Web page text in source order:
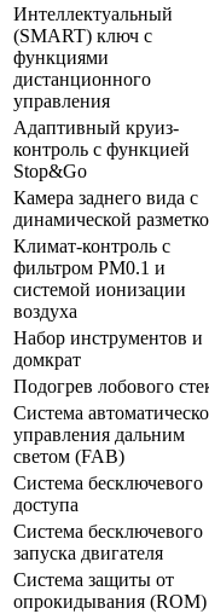
Интеллектуальный
(SMART) ключ с
функциями
дистанционного
управления
Адаптивный круиз-
контроль с функцией
Stop&Go
Камера заднего вида с
динамической
Климат-контроль с
фильтром PM0.1 и
системой ионизации
воздуха
Набор инструментов и
домкрат
Подогрев лобового
Система
управления дальним
светом (FAB)
Система бесключевого
доступа
Система бесключевого
запуска двигателя
Система защиты от
опрокидывания (ROM)